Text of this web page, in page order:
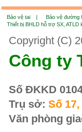
Bảo vệ tai | Bảo vệ
Thiết bị BHLD hỗ trợ SX,
Copyright (C)
Công ty
Số ĐKKD
Trụ sở: Số
Văn phòng